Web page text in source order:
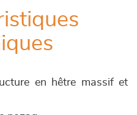
en hêtre massif et